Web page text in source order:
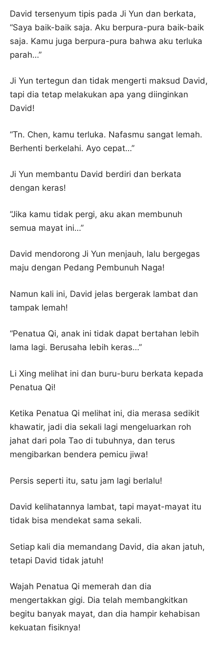
David tersenyum tipis pada Ji Yun dan berkata,
“Saya baik-baik saja. Aku berpura-pura baik-baik
saja. Kamu juga berpura-pura bahwa aku terluka
parah…”
Ji Yun tertegun dan tidak mengerti maksud David,
tapi dia tetap melakukan apa yang diinginkan
David!
“Tn. Chen, kamu terluka. Nafasmu sangat lemah.
Berhenti berkelahi. Ayo cepat…”
Ji Yun membantu David berdiri dan berkata
dengan keras!
“Jika kamu tidak pergi, aku akan membunuh
semua mayat ini…”
David mendorong Ji Yun menjauh, lalu bergegas
maju dengan Pedang Pembunuh Naga!
Namun kali ini, David jelas bergerak lambat dan
tampak lemah!
“Penatua Qi, anak ini tidak dapat bertahan lebih
lama lagi. Berusaha lebih keras…”
Li Xing melihat ini dan buru-buru berkata kepada
Penatua Qi!
Ketika Penatua Qi melihat ini, dia merasa sedikit
khawatir, jadi dia sekali lagi mengeluarkan roh
jahat dari pola Tao di tubuhnya, dan terus
mengibarkan bendera pemicu jiwa!
Persis seperti itu, satu jam lagi berlalu!
David kelihatannya lambat, tapi mayat-mayat itu
tidak bisa mendekat sama sekali.
Setiap kali dia memandang David, dia akan jatuh,
tetapi David tidak jatuh!
Wajah Penatua Qi memerah dan dia
mengertakkan gigi. Dia telah membangkitkan
begitu banyak mayat, dan dia hampir kehabisan
kekuatan fisiknya!